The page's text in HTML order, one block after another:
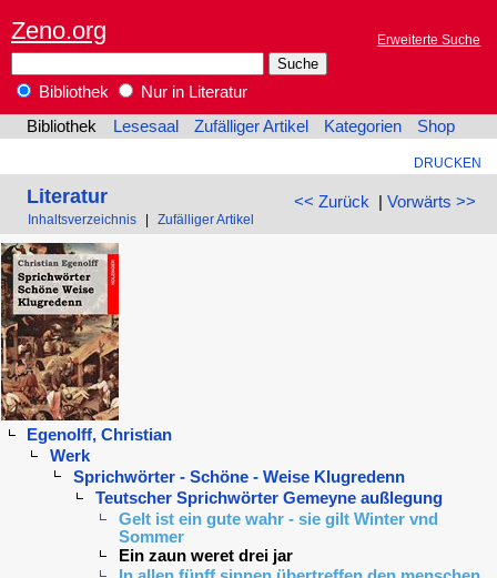
Zeno.org Erweiterte Suche
Bibliothek
Nur in Literatur
Bibliothek
Lesesaal Zufälliger Artikel Kategorien Shop
DRUCKEN
<< Zurück | Vorwärts >>
Literatur
Inhaltsverzeichnis Zufälliger Artikel
Egenolff, Christian
Werk
Sprichwörter - Schöne - Weise Klugredenn
Teutscher Sprichwörter Gemeyne außlegung
Gelt ist ein gute wahr - sie gilt Winter vnd
Sommer
Ein zaun weret drei jar